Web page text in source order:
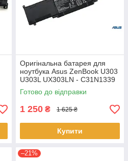
Оригінальна батарея для
ноутбука Asus ZenBook U303
U303L UX303LN - C31N1339
(+11.31 V 50Wh) АКБ
Готово до відправки
1 250 ₴ 1 625 ₴
Купити
–21%